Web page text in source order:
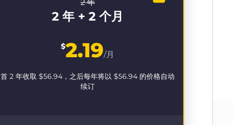
2 年
2 年 + 2 个月
$2.19/月
首 2 年收取 $56.94 ，之后每年将以 $56.94 的价格自动
续订